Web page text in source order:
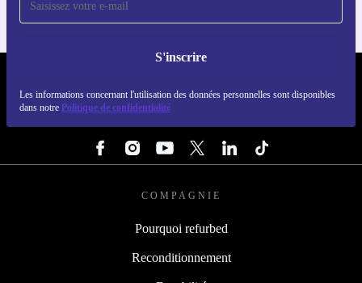
S'inscrire
Les informations concernant l'utilisation des données personnelles sont disponibles
dans notre Politique de confidentialité
COMPAGNIE
Pourquoi refurbed
Reconditionnement